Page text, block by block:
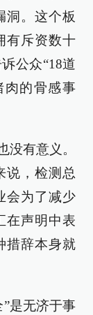
洞。这个板
有斥资数十
公众“18道
肉的骨感事
没有意义。
说，检测总
会为了减少
在声明中表
措辞本身就
是无济于事